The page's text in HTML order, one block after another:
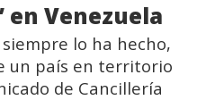
Venezuela
lo ha hecho,
un país en territorio
de Cancillería